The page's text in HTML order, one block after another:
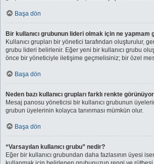
Başa dön
Bir kullanıcı grubunun lideri olmak için ne yapmam
Kullanıcı grupları bir yönetici tarafından oluşturulur,
grubu lideri belirlenir. Eğer yeni bir kullanıcı grubu
önce bir yöneticiyle iletişime geçmelisiniz; bir özel
Başa dön
Neden bazı kullanıcı grupları farklı renkte
Mesaj panosu yöneticisi bir kullanıcı grubunun
grubun üyelerinin kolayca tanınması mümkün olur.
Başa dön
“Varsayılan kullanıcı grubu” nedir?
Eğer bir kullanıcı grubundan daha fazlasının üyesi